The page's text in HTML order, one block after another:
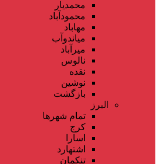
محمدیار
محمودآباد
مهاباد
میاندوآب
میرآباد
نالوس
نقده
نوشین
بازگشت
البرز
تمام شهر‌ها
کرج
اسارا
اشتهارد
تنکمان